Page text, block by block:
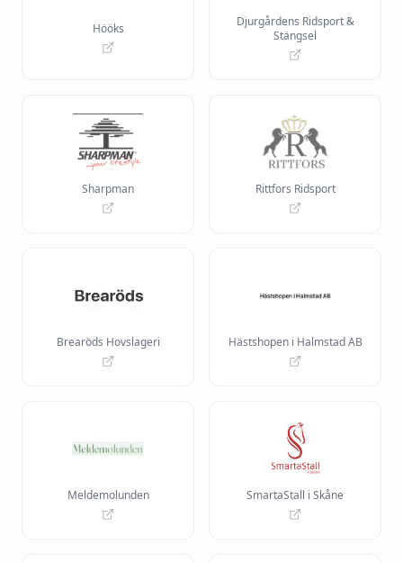
Hööks
Djurgårdens Ridsport &
Stängsel
Sharpman Rittfors Ridsport
Brearöds Hovslageri Hästshopen i Halmstad AB
Meldemolunden SmartaStall i Skåne